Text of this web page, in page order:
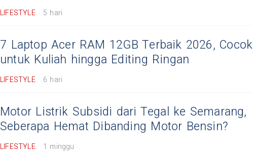
LIFESTYLE 5 hari
7 Laptop Acer RAM 12GB Terbaik 2026, Cocok
untuk Kuliah hingga Editing Ringan
LIFESTYLE 6 hari
Motor Listrik Subsidi dari Tegal ke Semarang,
Seberapa Hemat Dibanding Motor Bensin?
LIFESTYLE 1 minggu